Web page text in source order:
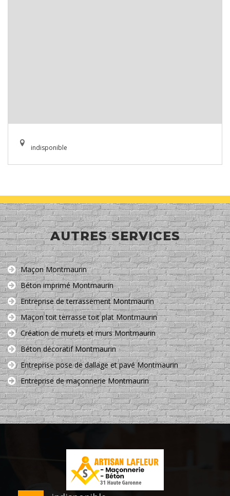
indisponible
AUTRES SERVICES
Maçon Montmaurin
Béton imprimé Montmaurin
Entreprise de terrassement Montmaurin
Maçon toit terrasse toit plat Montmaurin
Création de murets et murs Montmaurin
Béton décoratif Montmaurin
Entreprise pose de dallage et pavé Montmaurin
Entreprise de maçonnerie Montmaurin